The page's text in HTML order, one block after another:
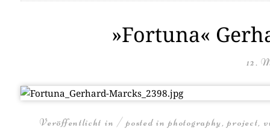
»Fortuna«
12.
Veröffentlicht in / posted inphotography,project,